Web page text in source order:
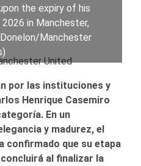
the expiry of his
in Manchester,
Manchester
por las instituciones y
Henrique Casemiro
En un
y madurez, el
confirmado que su etapa
al finalizar la